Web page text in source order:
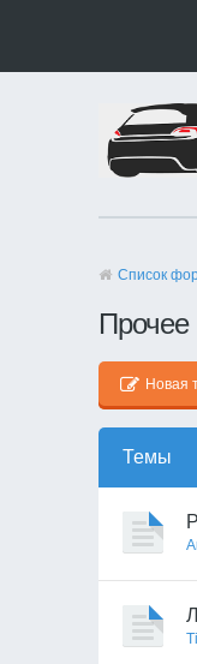
Список
Прочее
Новая
Темы